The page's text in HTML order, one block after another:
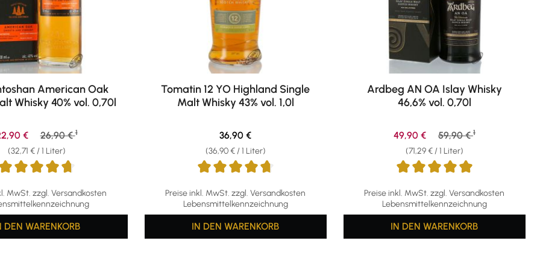
American Oak
Whisky 40% vol. 0,70l
MwSt. zzgl. Versandkosten
(32,71 € / 1 Liter)
€ Regulärer Preis:
26,90 € 1
DEN WARENKORB
Tomatin 12 YO Highland Single
Malt Whisky 43% vol. 1,0l
Preise inkl. MwSt. zzgl. Versandkosten
Lebensmittelkennzeichnung
(36,90 € / 1 Liter)
Regulärer Preis:
36,90 €
IN DEN WARENKORB
Ardbeg AN OA Islay Whisky
46,6% vol. 0,70l
Preise inkl. MwSt. zzgl. Versandkosten
Lebensmittelkennzeichnung
(71,29 € / 1 Liter)
Verkaufspreis:
49,90 € Regulärer Preis:
59,90 € 1
IN DEN WARENKORB